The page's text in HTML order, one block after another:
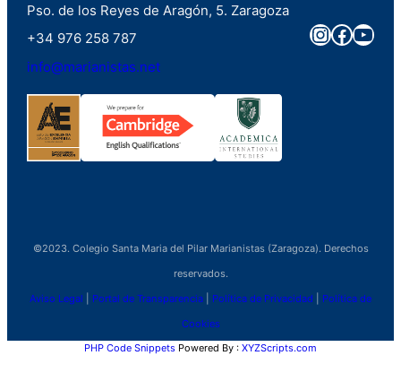
Pso. de los Reyes de Aragón, 5. Zaragoza
+34 976 258 787
info@marianistas.net
©2023. Colegio Santa Maria del Pilar Marianistas (Zaragoza). Derechos
reservados.
Aviso Legal Portal de Transparencia Política de Privacidad Política de
Cookies
PHP Code Snippets Powered By : XYZScripts.com